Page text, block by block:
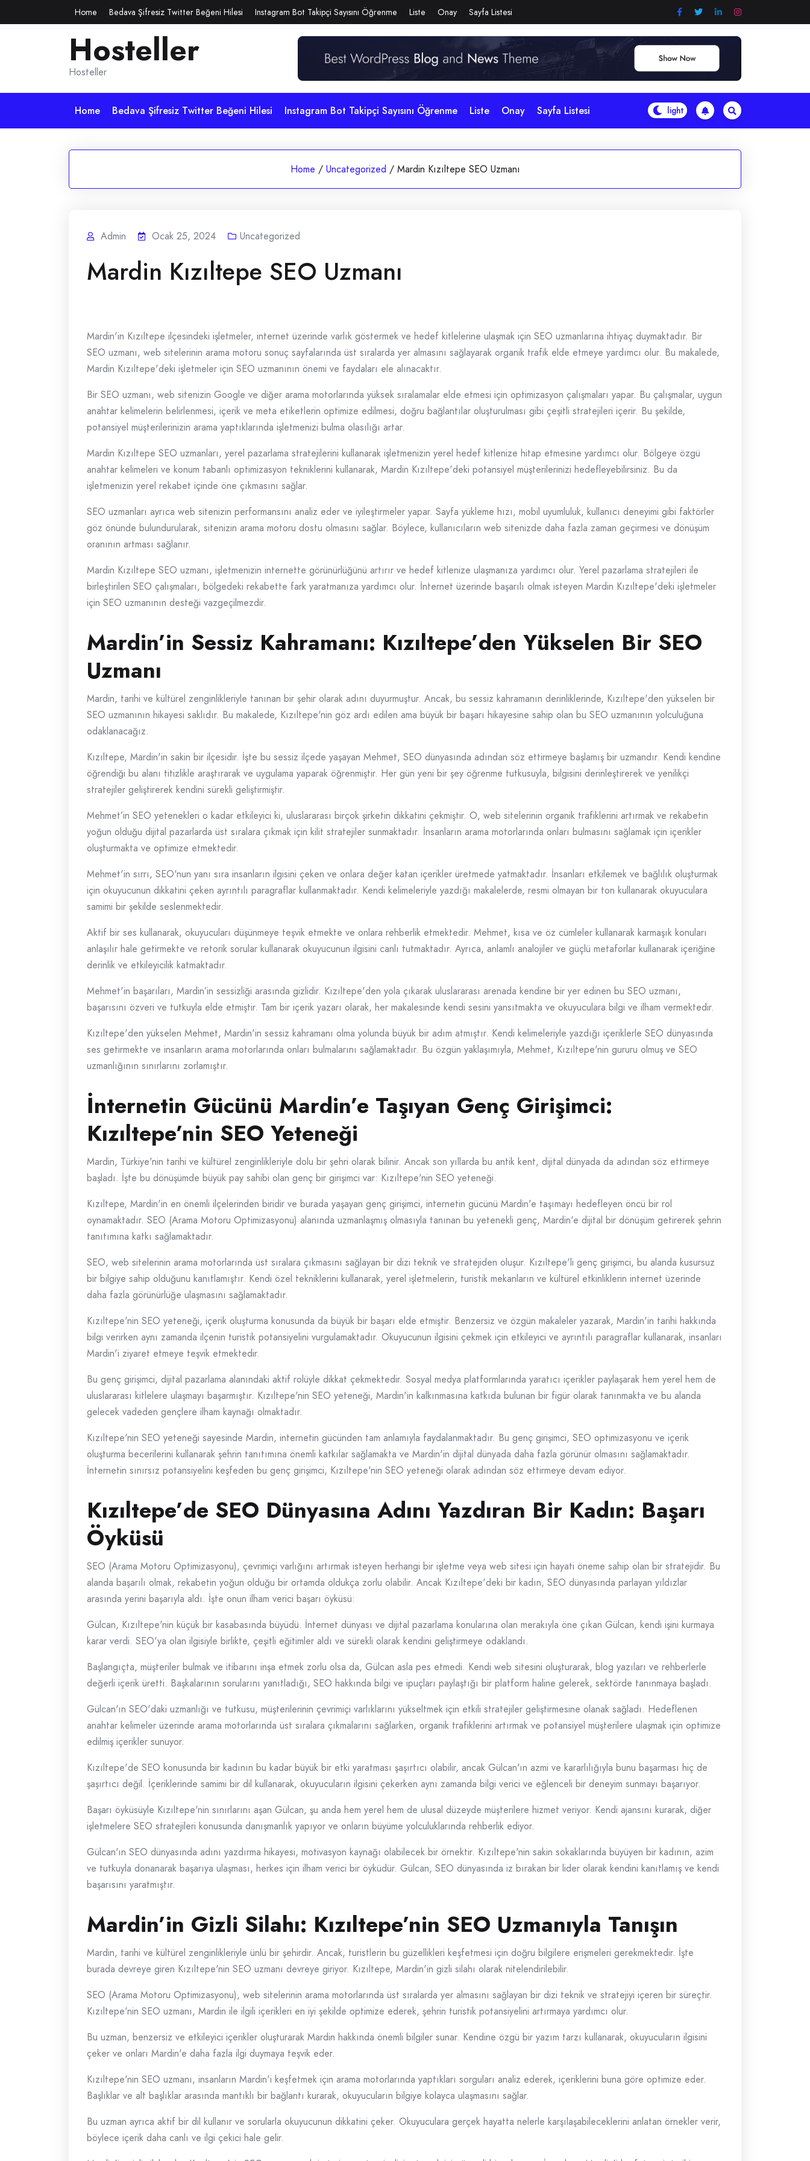
to
Home Bedava Şifresiz Twitter Beğeni Hilesi Instagram Bot Takipçi Sayısını Öğrenme Liste Onay Sayfa Listesi
Hosteller
Hosteller
Home Bedava Şifresiz Twitter Beğeni Hilesi Instagram Bot Takipçi Sayısını Öğrenme Liste Onay Sayfa Listesi
Home / Uncategorized / Mardin Kızıltepe SEO Uzmanı
Admin Ocak 25, 2024 Uncategorized
Mardin Kızıltepe SEO Uzmanı
Mardin'in Kızıltepe ilçesindeki işletmeler, internet üzerinde varlık göstermek ve hedef kitlelerine ulaşmak için SEO uzmanlarına ihtiyaç duymaktadır. Bir
SEO uzmanı, web sitelerinin arama motoru sonuç sayfalarında üst sıralarda yer almasını sağlayarak organik trafik elde etmeye yardımcı olur. Bu makalede,
Mardin Kızıltepe'deki işletmeler için SEO uzmanının önemi ve faydaları ele alınacaktır.
Bir SEO uzmanı, web sitenizin Google ve diğer arama motorlarında yüksek sıralamalar elde etmesi için optimizasyon çalışmaları yapar. Bu çalışmalar, uygun
anahtar kelimelerin belirlenmesi, içerik ve meta etiketlerin optimize edilmesi, doğru bağlantılar oluşturulması gibi çeşitli stratejileri içerir. Bu şekilde,
potansiyel müşterilerinizin arama yaptıklarında işletmenizi bulma olasılığı artar.
Mardin Kızıltepe SEO uzmanları, yerel pazarlama stratejilerini kullanarak işletmenizin yerel hedef kitlenize hitap etmesine yardımcı olur. Bölgeye özgü
anahtar kelimeleri ve konum tabanlı optimizasyon tekniklerini kullanarak, Mardin Kızıltepe'deki potansiyel müşterilerinizi hedefleyebilirsiniz. Bu da
işletmenizin yerel rekabet içinde öne çıkmasını sağlar.
SEO uzmanları ayrıca web sitenizin performansını analiz eder ve iyileştirmeler yapar. Sayfa yükleme hızı, mobil uyumluluk, kullanıcı deneyimi gibi faktörler
göz önünde bulundurularak, sitenizin arama motoru dostu olmasını sağlar. Böylece, kullanıcıların web sitenizde daha fazla zaman geçirmesi ve dönüşüm
oranının artması sağlanır.
Mardin Kızıltepe SEO uzmanı, işletmenizin internette görünürlüğünü artırır ve hedef kitlenize ulaşmanıza yardımcı olur. Yerel pazarlama stratejileri ile
birleştirilen SEO çalışmaları, bölgedeki rekabette fark yaratmanıza yardımcı olur. İnternet üzerinde başarılı olmak isteyen Mardin Kızıltepe'deki işletmeler
için SEO uzmanının desteği vazgeçilmezdir.
Mardin’in Sessiz Kahramanı: Kızıltepe’den Yükselen Bir SEO
Uzmanı
Mardin, tarihi ve kültürel zenginlikleriyle tanınan bir şehir olarak adını duyurmuştur. Ancak, bu sessiz kahramanın derinliklerinde, Kızıltepe'den yükselen bir
SEO uzmanının hikayesi saklıdır. Bu makalede, Kızıltepe'nin göz ardı edilen ama büyük bir başarı hikayesine sahip olan bu SEO uzmanının yolculuğuna
odaklanacağız.
Kızıltepe, Mardin'in sakin bir ilçesidir. İşte bu sessiz ilçede yaşayan Mehmet, SEO dünyasında adından söz ettirmeye başlamış bir uzmandır. Kendi kendine
öğrendiği bu alanı titizlikle araştırarak ve uygulama yaparak öğrenmiştir. Her gün yeni bir şey öğrenme tutkusuyla, bilgisini derinleştirerek ve yenilikçi
stratejiler geliştirerek kendini sürekli geliştirmiştir.
Mehmet’in SEO yetenekleri o kadar etkileyici ki, uluslararası birçok şirketin dikkatini çekmiştir. O, web sitelerinin organik trafiklerini artırmak ve rekabetin
yoğun olduğu dijital pazarlarda üst sıralara çıkmak için kilit stratejiler sunmaktadır. İnsanların arama motorlarında onları bulmasını sağlamak için içerikler
oluşturmakta ve optimize etmektedir.
Mehmet'in sırrı, SEO'nun yanı sıra insanların ilgisini çeken ve onlara değer katan içerikler üretmede yatmaktadır. İnsanları etkilemek ve bağlılık oluşturmak
için okuyucunun dikkatini çeken ayrıntılı paragraflar kullanmaktadır. Kendi kelimeleriyle yazdığı makalelerde, resmi olmayan bir ton kullanarak okuyuculara
samimi bir şekilde seslenmektedir.
Aktif bir ses kullanarak, okuyucuları düşünmeye teşvik etmekte ve onlara rehberlik etmektedir. Mehmet, kısa ve öz cümleler kullanarak karmaşık konuları
anlaşılır hale getirmekte ve retorik sorular kullanarak okuyucunun ilgisini canlı tutmaktadır. Ayrıca, anlamlı analojiler ve güçlü metaforlar kullanarak içeriğine
derinlik ve etkileyicilik katmaktadır.
Mehmet'in başarıları, Mardin’in sessizliği arasında gizlidir. Kızıltepe'den yola çıkarak uluslararası arenada kendine bir yer edinen bu SEO uzmanı,
başarısını özveri ve tutkuyla elde etmiştir. Tam bir içerik yazarı olarak, her makalesinde kendi sesini yansıtmakta ve okuyuculara bilgi ve ilham vermektedir.
Kızıltepe'den yükselen Mehmet, Mardin'in sessiz kahramanı olma yolunda büyük bir adım atmıştır. Kendi kelimeleriyle yazdığı içeriklerle SEO dünyasında
ses getirmekte ve insanların arama motorlarında onları bulmalarını sağlamaktadır. Bu özgün yaklaşımıyla, Mehmet, Kızıltepe'nin gururu olmuş ve SEO
uzmanlığının sınırlarını zorlamıştır.
İnternetin Gücünü Mardin’e Taşıyan Genç Girişimci:
Kızıltepe’nin SEO Yeteneği
Mardin, Türkiye'nin tarihi ve kültürel zenginlikleriyle dolu bir şehri olarak bilinir. Ancak son yıllarda bu antik kent, dijital dünyada da adından söz ettirmeye
başladı. İşte bu dönüşümde büyük pay sahibi olan genç bir girişimci var: Kızıltepe'nin SEO yeteneği.
Kızıltepe, Mardin'in en önemli ilçelerinden biridir ve burada yaşayan genç girişimci, internetin gücünü Mardin'e taşımayı hedefleyen öncü bir rol
oynamaktadır. SEO (Arama Motoru Optimizasyonu) alanında uzmanlaşmış olmasıyla tanınan bu yetenekli genç, Mardin'e dijital bir dönüşüm getirerek şehrin
tanıtımına katkı sağlamaktadır.
SEO, web sitelerinin arama motorlarında üst sıralara çıkmasını sağlayan bir dizi teknik ve stratejiden oluşur. Kızıltepe'li genç girişimci, bu alanda kusursuz
bir bilgiye sahip olduğunu kanıtlamıştır. Kendi özel tekniklerini kullanarak, yerel işletmelerin, turistik mekanların ve kültürel etkinliklerin internet üzerinde
daha fazla görünürlüğe ulaşmasını sağlamaktadır.
Kızıltepe'nin SEO yeteneği, içerik oluşturma konusunda da büyük bir başarı elde etmiştir. Benzersiz ve özgün makaleler yazarak, Mardin'in tarihi hakkında
bilgi verirken aynı zamanda ilçenin turistik potansiyelini vurgulamaktadır. Okuyucunun ilgisini çekmek için etkileyici ve ayrıntılı paragraflar kullanarak, insanları
Mardin'i ziyaret etmeye teşvik etmektedir.
Bu genç girişimci, dijital pazarlama alanındaki aktif rolüyle dikkat çekmektedir. Sosyal medya platformlarında yaratıcı içerikler paylaşarak hem yerel hem de
uluslararası kitlelere ulaşmayı başarmıştır. Kızıltepe'nin SEO yeteneği, Mardin'in kalkınmasına katkıda bulunan bir figür olarak tanınmakta ve bu alanda
gelecek vadeden gençlere ilham kaynağı olmaktadır.
Kızıltepe'nin SEO yeteneği sayesinde Mardin, internetin gücünden tam anlamıyla faydalanmaktadır. Bu genç girişimci, SEO optimizasyonu ve içerik
oluşturma becerilerini kullanarak şehrin tanıtımına önemli katkılar sağlamakta ve Mardin'in dijital dünyada daha fazla görünür olmasını sağlamaktadır.
İnternetin sınırsız potansiyelini keşfeden bu genç girişimci, Kızıltepe'nin SEO yeteneği olarak adından söz ettirmeye devam ediyor.
Kızıltepe’de SEO Dünyasına Adını Yazdıran Bir Kadın: Başarı
Öyküsü
SEO (Arama Motoru Optimizasyonu), çevrimiçi varlığını artırmak isteyen herhangi bir işletme veya web sitesi için hayati öneme sahip olan bir stratejidir. Bu
alanda başarılı olmak, rekabetin yoğun olduğu bir ortamda oldukça zorlu olabilir. Ancak Kızıltepe'deki bir kadın, SEO dünyasında parlayan yıldızlar
arasında yerini başarıyla aldı. İşte onun ilham verici başarı öyküsü:
Gülcan, Kızıltepe'nin küçük bir kasabasında büyüdü. İnternet dünyası ve dijital pazarlama konularına olan merakıyla öne çıkan Gülcan, kendi işini kurmaya
karar verdi. SEO'ya olan ilgisiyle birlikte, çeşitli eğitimler aldı ve sürekli olarak kendini geliştirmeye odaklandı.
Başlangıçta, müşteriler bulmak ve itibarını inşa etmek zorlu olsa da, Gülcan asla pes etmedi. Kendi web sitesini oluşturarak, blog yazıları ve rehberlerle
değerli içerik üretti. Başkalarının sorularını yanıtladığı, SEO hakkında bilgi ve ipuçları paylaştığı bir platform haline gelerek, sektörde tanınmaya başladı.
Gülcan'ın SEO'daki uzmanlığı ve tutkusu, müşterilerinin çevrimiçi varlıklarını yükseltmek için etkili stratejiler geliştirmesine olanak sağladı. Hedeflenen
anahtar kelimeler üzerinde arama motorlarında üst sıralara çıkmalarını sağlarken, organik trafiklerini artırmak ve potansiyel müşterilere ulaşmak için optimize
edilmiş içerikler sunuyor.
Kızıltepe'de SEO konusunda bir kadının bu kadar büyük bir etki yaratması şaşırtıcı olabilir, ancak Gülcan'ın azmi ve kararlılığıyla bunu başarması hiç de
şaşırtıcı değil. İçeriklerinde samimi bir dil kullanarak, okuyucuların ilgisini çekerken aynı zamanda bilgi verici ve eğlenceli bir deneyim sunmayı başarıyor.
Başarı öyküsüyle Kızıltepe'nin sınırlarını aşan Gülcan, şu anda hem yerel hem de ulusal düzeyde müşterilere hizmet veriyor. Kendi ajansını kurarak, diğer
işletmelere SEO stratejileri konusunda danışmanlık yapıyor ve onların büyüme yolculuklarında rehberlik ediyor.
Gülcan'ın SEO dünyasında adını yazdırma hikayesi, motivasyon kaynağı olabilecek bir örnektir. Kızıltepe'nin sakin sokaklarında büyüyen bir kadının, azim
ve tutkuyla donanarak başarıya ulaşması, herkes için ilham verici bir öyküdür. Gülcan, SEO dünyasında iz bırakan bir lider olarak kendini kanıtlamış ve kendi
başarısını yaratmıştır.
Mardin’in Gizli Silahı: Kızıltepe’nin SEO Uzmanıyla Tanışın
Mardin, tarihi ve kültürel zenginlikleriyle ünlü bir şehirdir. Ancak, turistlerin bu güzellikleri keşfetmesi için doğru bilgilere erişmeleri gerekmektedir. İşte
burada devreye giren Kızıltepe'nin SEO uzmanı devreye giriyor. Kızıltepe, Mardin'in gizli silahı olarak nitelendirilebilir.
SEO (Arama Motoru Optimizasyonu), web sitelerinin arama motorlarında üst sıralarda yer almasını sağlayan bir dizi teknik ve stratejiyi içeren bir süreçtir.
Kızıltepe'nin SEO uzmanı, Mardin ile ilgili içerikleri en iyi şekilde optimize ederek, şehrin turistik potansiyelini artırmaya yardımcı olur.
Bu uzman, benzersiz ve etkileyici içerikler oluşturarak Mardin hakkında önemli bilgiler sunar. Kendine özgü bir yazım tarzı kullanarak, okuyucuların ilgisini
çeker ve onları Mardin'e daha fazla ilgi duymaya teşvik eder.
Kızıltepe'nin SEO uzmanı, insanların Mardin'i keşfetmek için arama motorlarında yaptıkları sorguları analiz ederek, içeriklerini buna göre optimize eder.
Başlıklar ve alt başlıklar arasında mantıklı bir bağlantı kurarak, okuyucuların bilgiye kolayca ulaşmasını sağlar.
Bu uzman ayrıca aktif bir dil kullanır ve sorularla okuyucunun dikkatini çeker. Okuyuculara gerçek hayatta nelerle karşılaşabileceklerini anlatan örnekler verir,
böylece içerik daha canlı ve ilgi çekici hale gelir.